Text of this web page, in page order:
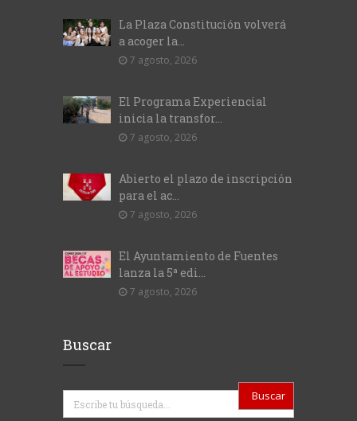
La Plaza Constitución volverá
a acoger la...
7 agosto, 2026
El Programa Experiencial
inicia la transfor...
7 agosto, 2026
Abierto el plazo de inscripción
para el ac...
7 agosto, 2026
El Ayuntamiento de Fuentes
lanza la 5ª edi...
7 agosto, 2026
Buscar
Buscar